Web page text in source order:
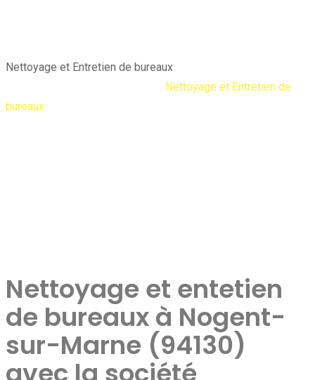
Nettoyage et Entretien de bureaux
Nettoyage et Entretien de
bureaux
Nettoyage et entetien
de bureaux à Nogent-
sur-Marne (94130)